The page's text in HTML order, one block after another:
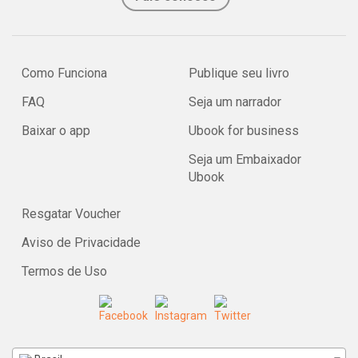
como a cooperação efetiva e a consequente produção de um
resultado satisfatório demandam a promoção da justiça em uma
fundamental na construção de condições adequadas para o
entendimento e a cooperação.
Como Funciona
FAQ
Baixar o app
Publique seu livro
Seja um narrador
Ubook for business
Seja um Embaixador
Ubook
Resgatar Voucher
Aviso de Privacidade
Termos de Uso